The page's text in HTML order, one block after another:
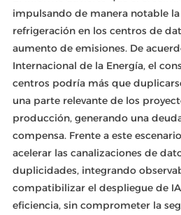
impulsando de manera notable
refrigeración en los centros de
aumento de emisiones. De
Internacional de la Energía, el
centros podría más que
una parte relevante de los
producción, generando una
compensa. Frente a este
acelerar las canalizaciones de
duplicidades, integrando
compatibilizar el despliegue de
eficiencia, sin comprometer la